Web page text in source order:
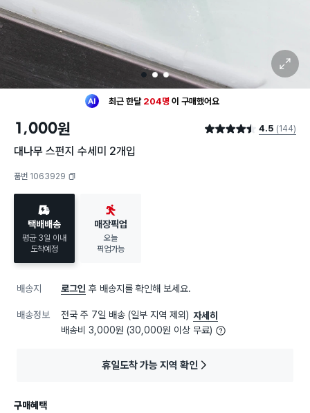
1 2 3
확대 보기
최근 한달 204명 이 구매했어요
구매했어요
1,000원 별점 4.5점 4.5 (144)
대나무 스펀지 수세미 2개입
품번 1063929
택배배송
평균 3일 이내
도착예정
매장픽업
오늘
픽업가능
배송지 로그인 후 배송지를 확인해 보세요.
배송정보 전국 주 7일 배송 (일부 지역 제외) 자세히
배송비 3,000원 (30,000원 이상 무료)
휴일도착 가능 지역 확인
구매혜택